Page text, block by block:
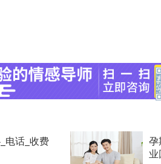
电话_收费
孕
业